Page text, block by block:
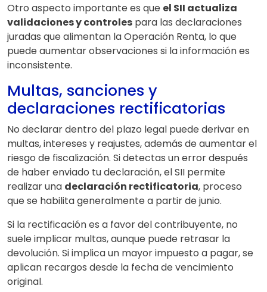
Otro aspecto importante es que el SII actualiza
validaciones y controles para las declaraciones
juradas que alimentan la Operación Renta, lo que
puede aumentar observaciones si la información es
inconsistente.
Multas, sanciones y
declaraciones rectificatorias
No declarar dentro del plazo legal puede derivar en
multas, intereses y reajustes, además de aumentar el
riesgo de fiscalización. Si detectas un error después
de haber enviado tu declaración, el SII permite
realizar una declaración rectificatoria, proceso
que se habilita generalmente a partir de junio.
Si la rectificación es a favor del contribuyente, no
suele implicar multas, aunque puede retrasar la
devolución. Si implica un mayor impuesto a pagar, se
aplican recargos desde la fecha de vencimiento
original.